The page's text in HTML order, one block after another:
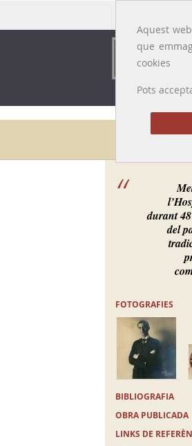
Aquest
que
cookies
Pots
Galeria de
durant
del
FOTOGRAFIES
BIBLIOGRAFIA
OBRA PUBLICADA
LINKS DE